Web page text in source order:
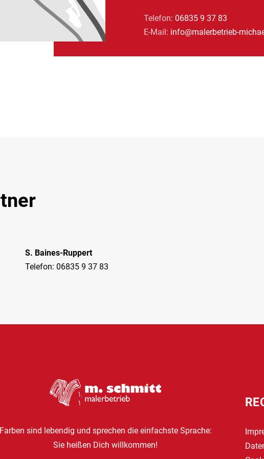
Telefon: 06835 9 37 83
E-Mail: info@malerbetrieb-
S. Baines-Ruppert
Telefon: 06835 9 37 83
Farben sind lebendig und sprechen die einfachste Sprache:
Sie heißen Dich willkommen!